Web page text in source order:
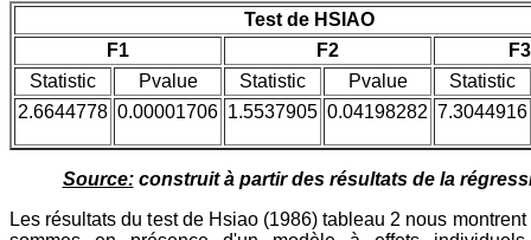
Test de HSIAO
F1
F2
F3
Statistic
Pvalue Statistic Pvalue
Statistic
2.6644778 0.00001706 1.5537905 0.04198282 7.3044916
Source:construit à partir des résultats de la
Les résultats du test de Hsiao (1986) tableau 2 nous